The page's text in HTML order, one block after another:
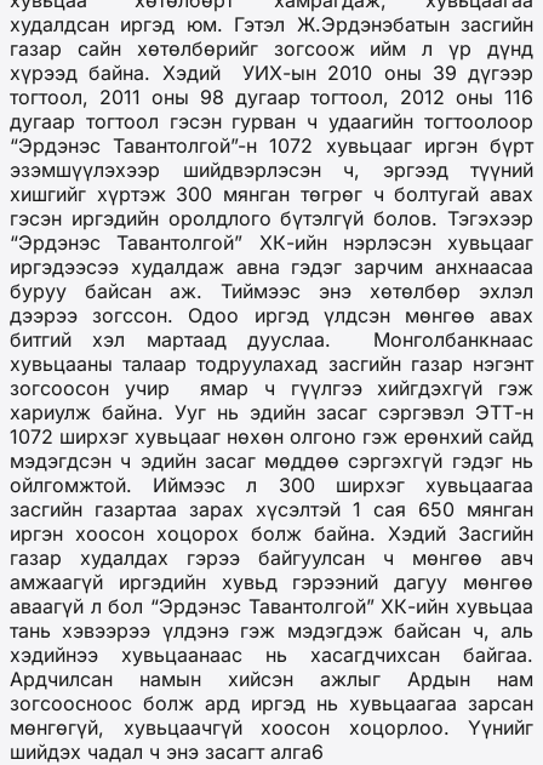
худалдсан иргэд юм. Гэтэл Ж.Эрдэнэбатын засгийн
газар сайн хөтөлбөрийг зогсоож ийм л үр дүнд
хүрээд байна. Хэдий УИХ-ын 2010 оны 39 дүгээр
тогтоол, 2011 оны 98 дугаар тогтоол, 2012 оны 116
дугаар тогтоол гэсэн гурван ч удаагийн тогтоолоор
“Эрдэнэс Тавантолгой”-н 1072 хувьцааг иргэн бүрт
эзэмшүүлэхээр шийдвэрлэсэн ч, эргээд түүний
хишгийг хүртэж 300 мянган төгрөг ч болтугай авах
гэсэн иргэдийн оролдлого бүтэлгүй болов. Тэгэхээр
“Эрдэнэс Тавантолгой” ХК-ийн нэрлэсэн хувьцааг
иргэдээсээ худалдаж авна гэдэг зарчим анхнаасаа
буруу байсан аж. Тиймээс энэ хөтөлбөр эхлэл
дээрээ зогссон. Одоо иргэд үлдсэн мөнгөө авах
битгий хэл мартаад дууслаа. Монголбанкнаас
хувьцааны талаар тодруулахад засгийн газар нэгэнт
зогсоосон учир ямар ч гүүлгээ хийгдэхгүй гэж
хариулж байна. Ууг нь эдийн засаг сэргэвэл ЭТТ-н
1072 ширхэг хувьцааг нөхөн олгоно гэж ерөнхий сайд
мэдэгдсэн ч эдийн засаг мөддөө сэргэхгүй гэдэг нь
ойлгомжтой. Иймээс л 300 ширхэг хувьцаагаа
засгийн газартаа зарах хүсэлтэй 1 сая 650 мянган
иргэн хоосон хоцорох болж байна. Хэдий Засгийн
газар худалдах гэрээ байгуулсан ч мөнгөө авч
амжаагүй иргэдийн хувьд гэрээний дагуу мөнгөө
аваагүй л бол “Эрдэнэс Тавантолгой” ХК-ийн хувьцаа
тань хэвээрээ үлдэнэ гэж мэдэгдэж байсан ч, аль
хэдийнээ хувьцаанаас нь хасагдчихсан байгаа.
Ардчилсан намын хийсэн ажлыг Ардын нам
зогсоосноос болж ард иргэд нь хувьцаагаа зарсан
мөнгөгүй, хувьцаачгүй хоосон хоцорлоо. Үүнийг
шийдэх чадал ч энэ засагт алга6